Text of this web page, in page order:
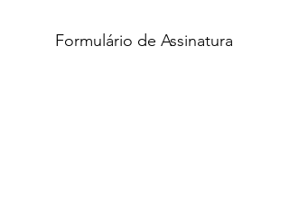
Formulário de Assinatura